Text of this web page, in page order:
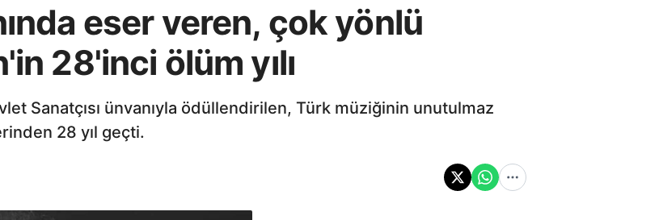
eser veren, çok yönlü
28'inci ölüm yılı
Sanatçısı ünvanıyla ödüllendirilen, Türk müziğinin unutulmaz
28 yıl geçti.